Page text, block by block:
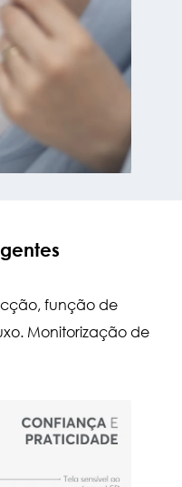
função de
Monitorização de